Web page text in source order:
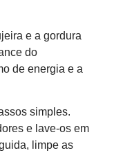
e a gordura
do
de energia e a
simples.
e lave-os em
limpe as